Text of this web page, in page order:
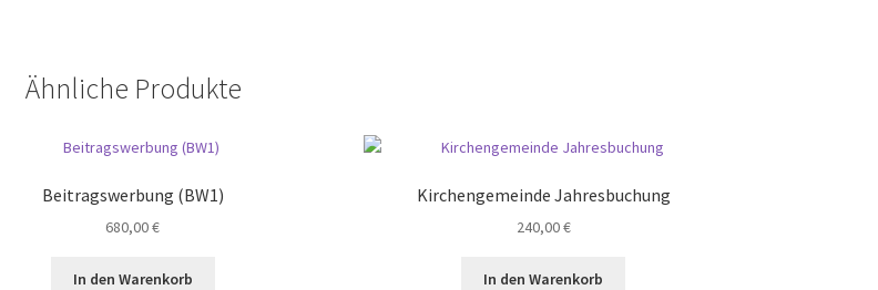
Ähnliche Produkte
Beitragswerbung (BW1)
680,00€
In den Warenkorb
Kirchengemeinde Jahresbuchung
240,00€
In den Warenkorb